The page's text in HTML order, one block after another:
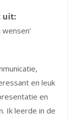
uit:
en leuk
en
Ik leerde in de